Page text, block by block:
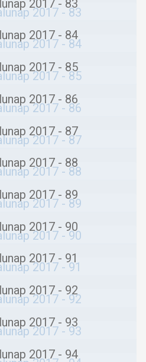
2017 - 83
2017 - 84
2017 - 85
2017 - 86
2017 - 87
2017 - 88
2017 - 89
2017 - 90
2017 - 91
2017 - 92
2017 - 93
2017 - 94